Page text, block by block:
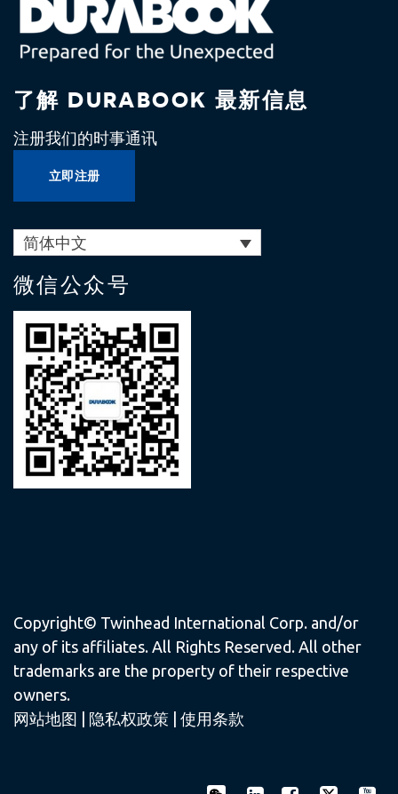
了解 DURABOOK 最新信息
注册我们的时事通讯
立即注册
简体中文
微信公众号
Copyright© Twinhead International Corp. and/or
any of its affiliates. All Rights Reserved. All other
trademarks are the property of their respective
owners.
网站地图
隐私权政策 使用条款